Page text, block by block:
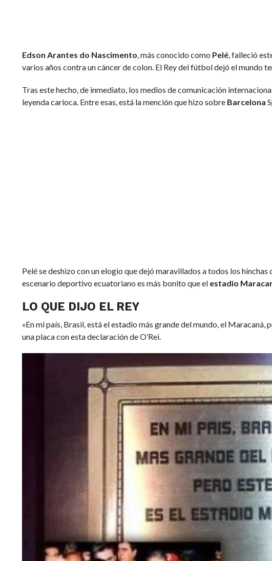
Edson Arantes do Nascimento, más conocido como Pelé, falleció
varios años contra un cáncer de colon. El Rey del fútbol dejó el mundo
Tras este hecho, de inmediato, los medios de comunicación
leyenda carioca. Entre esas, está la mención que hizo sobre Barcelona
Pelé se deshizo con un elogio que dejó maravillados a todos los
escenario deportivo ecuatoriano es más bonito que el estadio
LO QUE DIJO EL REY
«En mi país, Brasil, está el estadio más grande del mundo, el Maracaná,
una placa con esta declaración de O’Rei.